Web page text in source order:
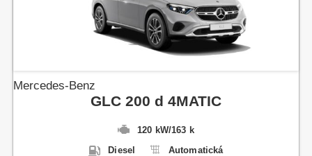
Mercedes-Benz
GLC 200 d 4MATIC
120 kW/163 k
Diesel
Automatická